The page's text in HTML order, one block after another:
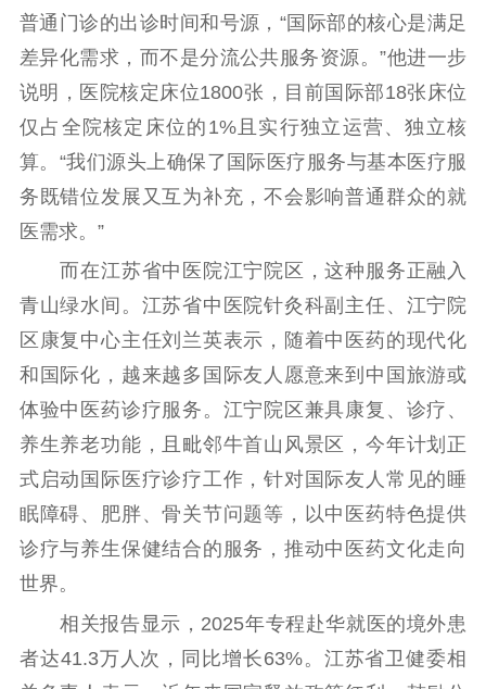
普通门诊的出诊时间和号源，“国际部的核心是满足
差异化需求，而不是分流公共服务资源。”他进一步
说明，医院核定床位1800张，目前国际部18张床位
仅占全院核定床位的1%且实行独立运营、独立核
算。“我们源头上确保了国际医疗服务与基本医疗服
务既错位发展又互为补充，不会影响普通群众的就
医需求。”
而在江苏省中医院江宁院区，这种服务正融入
青山绿水间。江苏省中医院针灸科副主任、江宁院
区康复中心主任刘兰英表示，随着中医药的现代化
和国际化，越来越多国际友人愿意来到中国旅游或
体验中医药诊疗服务。江宁院区兼具康复、诊疗、
养生养老功能，且毗邻牛首山风景区，今年计划正
式启动国际医疗诊疗工作，针对国际友人常见的睡
眠障碍、肥胖、骨关节问题等，以中医药特色提供
诊疗与养生保健结合的服务，推动中医药文化走向
世界。
相关报告显示，2025年专程赴华就医的境外患
者达41.3万人次，同比增长63%。江苏省卫健委相